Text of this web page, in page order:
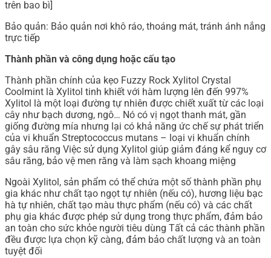
trên bao bì]
Bảo quản: Bảo quản nơi khô ráo, thoáng mát, tránh ánh nắng
trực tiếp
Thành phần và công dụng hoặc cấu tạo
Thành phần chính của kẹo Fuzzy Rock Xylitol Crystal
Coolmint là Xylitol tinh khiết với hàm lượng lên đến 997%
Xylitol là một loại đường tự nhiên được chiết xuất từ các loại
cây như bạch dương, ngô… Nó có vị ngọt thanh mát, gần
giống đường mía nhưng lại có khả năng ức chế sự phát triển
của vi khuẩn Streptococcus mutans – loại vi khuẩn chính
gây sâu răng Việc sử dụng Xylitol giúp giảm đáng kể nguy cơ
sâu răng, bảo vệ men răng và làm sạch khoang miệng
Ngoài Xylitol, sản phẩm có thể chứa một số thành phần phụ
gia khác như chất tạo ngọt tự nhiên (nếu có), hương liệu bạc
hà tự nhiên, chất tạo màu thực phẩm (nếu có) và các chất
phụ gia khác được phép sử dụng trong thực phẩm, đảm bảo
an toàn cho sức khỏe người tiêu dùng Tất cả các thành phần
đều được lựa chọn kỹ càng, đảm bảo chất lượng và an toàn
tuyệt đối